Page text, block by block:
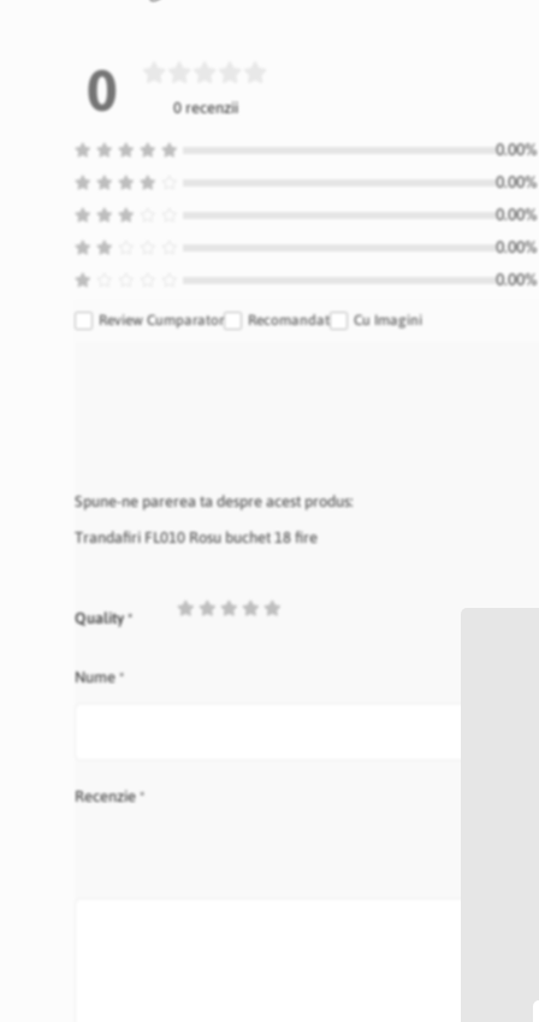
0 0 recenzii
Review Cumparator Recomandat Cu Imagini
Spune-ne parerea ta despre acest produs:
Trandafiri FL010 Rosu buchet 18 fire
Quality
1
2
3
4
Nume
Recenzie